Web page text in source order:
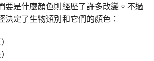
要是什麼顏色則經歷了許多改變。不過
決定了生物類別和它們的顏色：